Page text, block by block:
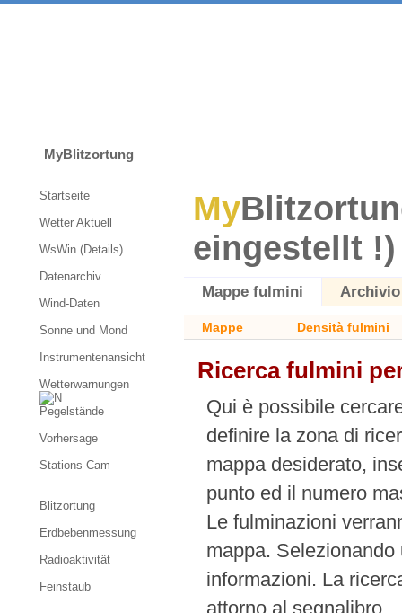
MyBlitzortung
My
eingestellt !)
Mappe fulmini Archivio
Mappe Densità fulmini
Ricerca fulmini
Qui è possibile
definire la zona di
mappa desiderato,
punto ed il numero
Le fulminazioni
mappa.
informazioni. La
attorno al segnalibro
Startseite
Wetter Aktuell
WsWin (Details)
Datenarchiv
Wind-Daten
Sonne und Mond
Instrumentenansicht
Wetterwarnungen
Pegelstände
Vorhersage
Stations-Cam
Blitzortung
Erdbebenmessung
Radioaktivität
Feinstaub